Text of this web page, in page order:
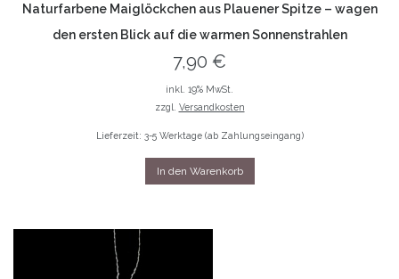
Naturfarbene Maiglöckchen aus Plauener Spitze – wagen
den ersten Blick auf die warmen Sonnenstrahlen
7,90 €
inkl. 19% MwSt.
zzgl. Versandkosten
Lieferzeit: 3-5 Werktage (ab Zahlungseingang)
In den Warenkorb